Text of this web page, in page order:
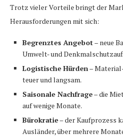
Trotz vieler Vorteile bringt der
Herausforderungen mit sich:
Begrenztes Angebot – neue
Umwelt- und
Logistische Hürden–
teuer und langsam.
Saisonale Nachfrage– die
auf wenige Monate.
Bürokratie– der Kaufprozess
Ausländer, über mehrere